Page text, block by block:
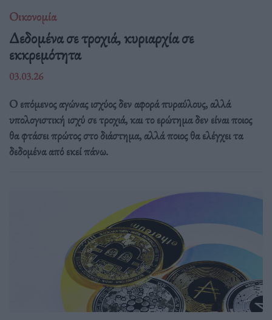
Οικονομία
Δεδομένα σε τροχιά, κυριαρχία σε
εκκρεμότητα
03.03.26
Ο επόμενος αγώνας ισχύος δεν αφορά πυραύλους, αλλά
υπολογιστική ισχύ σε τροχιά, και το ερώτημα δεν είναι ποιος
θα φτάσει πρώτος στο διάστημα, αλλά ποιος θα ελέγχει τα
δεδομένα από εκεί πάνω.